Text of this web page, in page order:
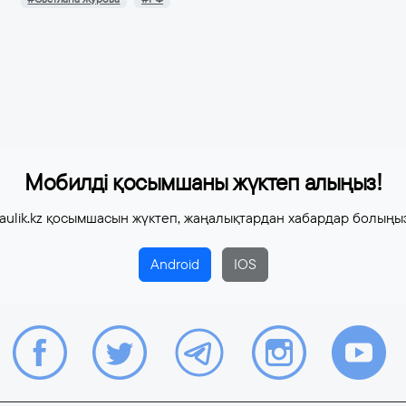
Мобилді қосымшаны жүктеп алыңыз!
қосымшасын жүктеп, жаңалықтардан хабардар
Android IOS